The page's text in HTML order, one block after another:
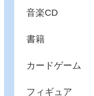
音楽CD
書籍
カードゲーム
フィギュア